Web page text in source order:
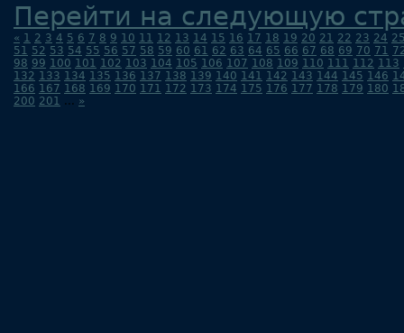
Перейти на следующую
« 1 2 3 4 5 6 7 8 9 10 11 12 13 14 15 16 17 18 19 20 21 22 23 24
51 52 53 54 55 56 57 58 59 60 61 62 63 64 65 66 67 68 69 70 71
98 99 100 101 102 103 104 105 106 107 108 109 110 111 112 113
132 133 134 135 136 137 138 139 140 141 142 143 144 145 146
166 167 168 169 170 171 172 173 174 175 176 177 178 179 180
200 201 ... »